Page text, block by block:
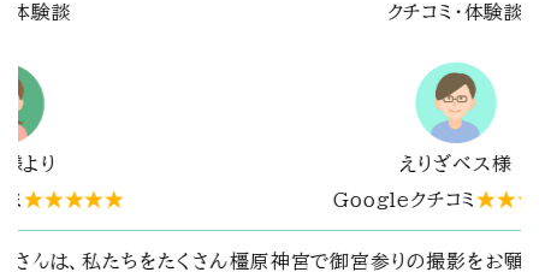
験談
様
願いしました。とても
クチコミ・体験談
mine O様
Googleクチコミ
はじめて利用させていただきました。